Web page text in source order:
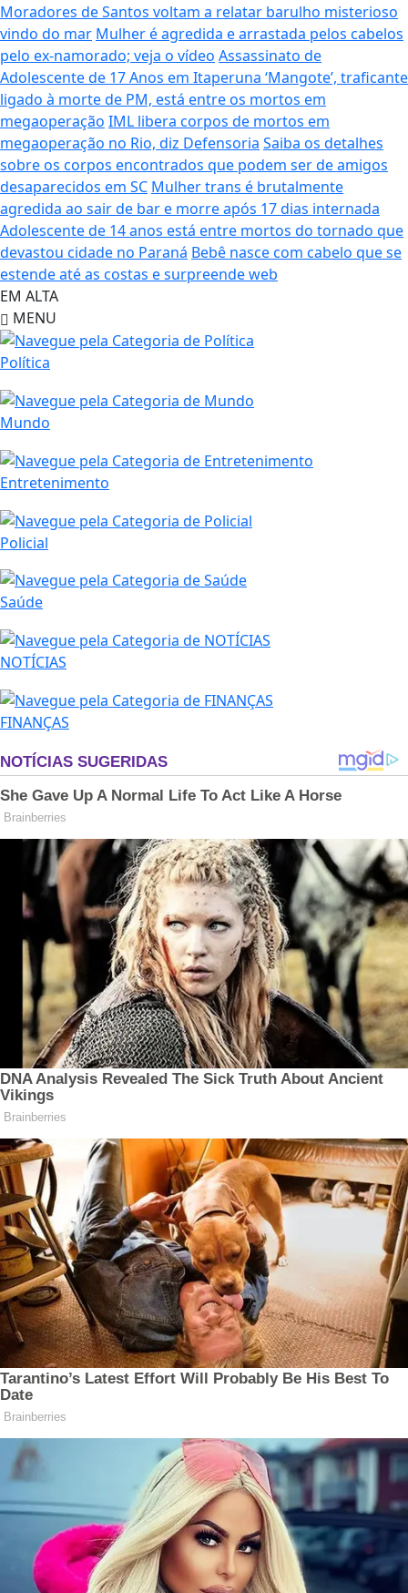
Moradores de Santos voltam a relatar barulho misterioso
vindo do mar Mulher é agredida e arrastada pelos cabelos
pelo ex-namorado; veja o vídeo Assassinato de
Adolescente de 17 Anos em Itaperuna ‘Mangote’, traficante
ligado à morte de PM, está entre os mortos em
megaoperação IML libera corpos de mortos em
megaoperação no Rio, diz Defensoria Saiba os detalhes
sobre os corpos encontrados que podem ser de amigos
desaparecidos em SC Mulher trans é brutalmente
agredida ao sair de bar e morre após 17 dias internada
Adolescente de 14 anos está entre mortos do tornado que
devastou cidade no Paraná Bebê nasce com cabelo que se
estende até as costas e surpreende web
EM ALTA
MENU
Política
Mundo
Entretenimento
Policial
Saúde
NOTÍCIAS
FINANÇAS